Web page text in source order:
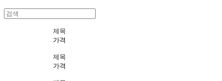
제목
가격
제목
가격